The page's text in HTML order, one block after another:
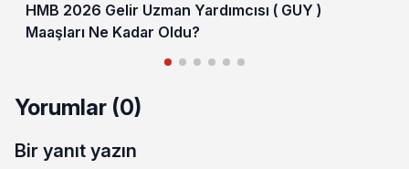
HMB 2026 Gelir Uzman Yardımcısı ( GUY )
Maaşları Ne Kadar Oldu?
Yorumlar (0)
Bir yanıt yazın